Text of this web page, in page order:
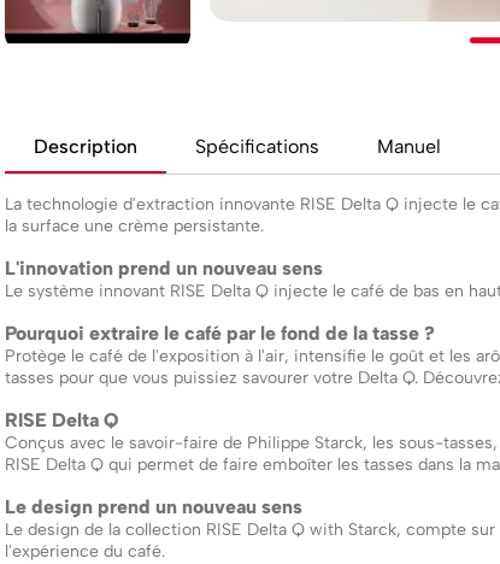
Description Spécifications Manuel
La technologie d'extraction innovante RISE Delta Q injecte le
la surface une crème persistante.
L'innovation prend un nouveau sens
Le système innovant RISE Delta Q injecte le café de bas en
Pourquoi extraire le café par le fond de la tasse ?
Protège le café de l'exposition à l'air, intensifie le goût et les
tasses pour que vous puissiez savourer votre Delta Q.
RISE Delta Q
Conçus avec le savoir-faire de Philippe Starck, les sous-
RISE Delta Q qui permet de faire emboîter les tasses dans la
Le design prend un nouveau sens
Le design de la collection RISE Delta Q with Starck, compte
l'expérience du café.